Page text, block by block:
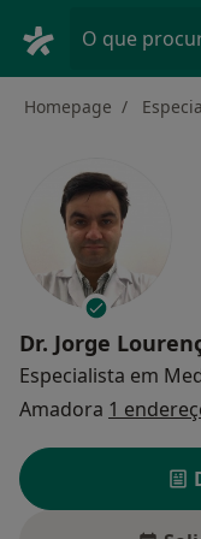
O que
Homepage
Dr. Jorge
Especialista em
Amadora 1